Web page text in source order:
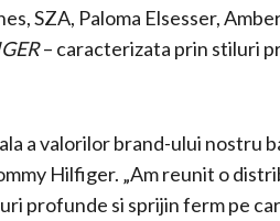
SZA, Paloma Elsesser,
– caracterizata prin stiluri
a valorilor brand-ului nostru
Hilfiger. „Am reunit o
profunde si sprijin ferm pe